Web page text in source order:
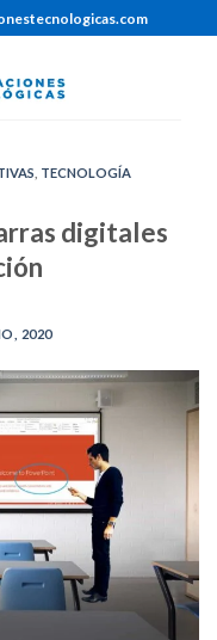
TECNOLOGÍA
digitales
2020